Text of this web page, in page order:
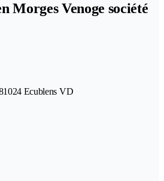
Morges Venoge société
1024 Ecublens VD